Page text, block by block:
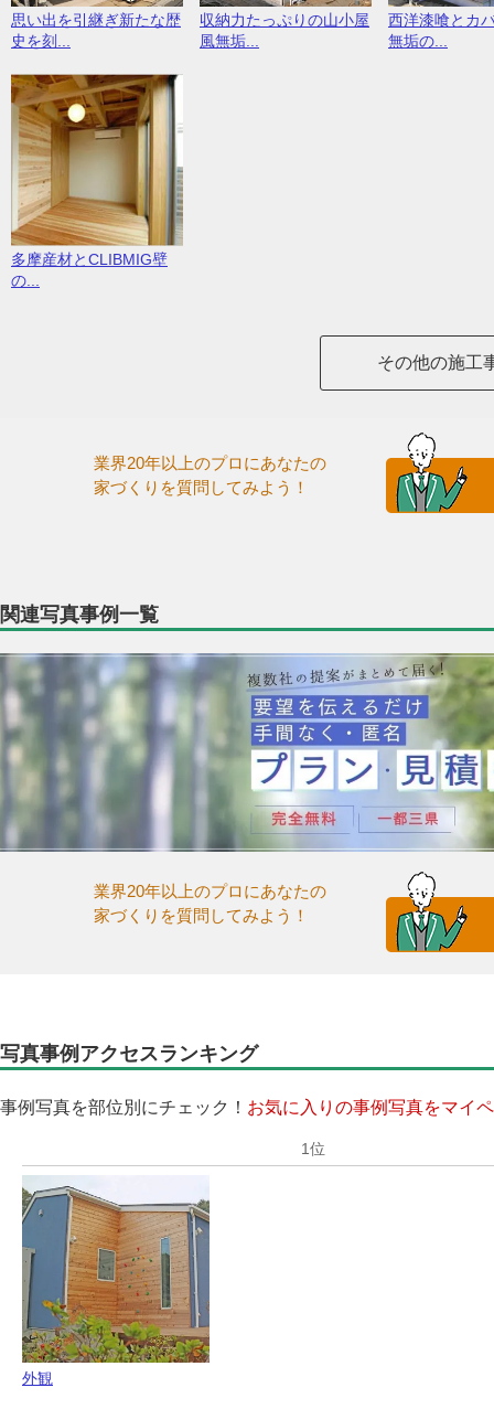
思い出を引継ぎ新たな歴
史を刻...
収納力たっぷりの山小屋
風無垢...
西洋漆喰とカ
無垢の...
多摩産材とCLIBMIG壁
の...
その他の施工
業界20年以上のプロにあなたの
家づくりを質問してみよう！
関連写真事例一覧
業界20年以上のプロにあなたの
家づくりを質問してみよう！
写真事例アクセスランキング
事例写真を部位別にチェック！ お気に入りの事例写真をマイ
外観